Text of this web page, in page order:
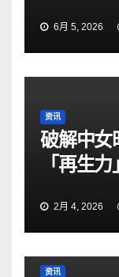
6月 5, 2026
资讯
破解中女
「再生
2月 4, 2026
资讯